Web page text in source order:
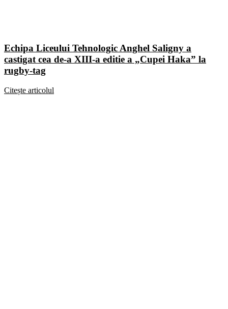
Echipa Liceului Tehnologic Anghel Saligny a
castigat cea de-a XIII-a editie a „Cupei Haka” la
rugby-tag
Citește articolul